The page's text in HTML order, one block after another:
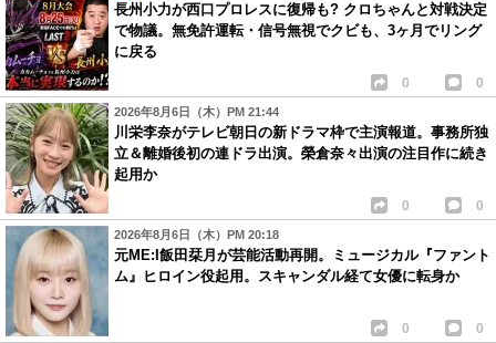
長州小力が西口プロレスに復帰も? クロちゃんと対戦決定
で物議。無免許運転・信号無視でクビも、3ヶ月でリング
に戻る
0 0
2026年8月6日（木）PM 21:44
川栄李奈がテレビ朝日の新ドラマ枠で主演報道。事務所独
立＆離婚後初の連ドラ出演。榮倉奈々出演の注目作に続き
起用か
0 0
2026年8月6日（木）PM 20:18
元ME:I飯田栞月が芸能活動再開。ミュージカル『ファント
ム』ヒロイン役起用。スキャンダル経て女優に転身か
0 0